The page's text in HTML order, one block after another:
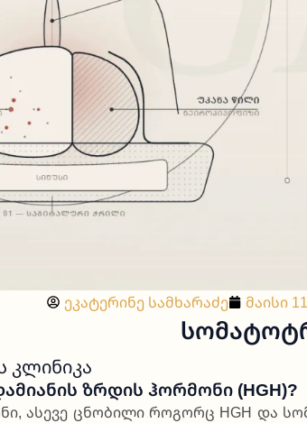
ეკატერინე სამხარაძე მაისი
Კლინიკა
Ზრდის Ჰორმონი (HGH)?
ასე­ვე ცნო­ბი­ლი რო­გორც HGH და